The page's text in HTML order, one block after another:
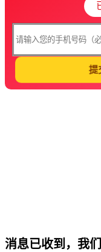
提
消息已收到，我